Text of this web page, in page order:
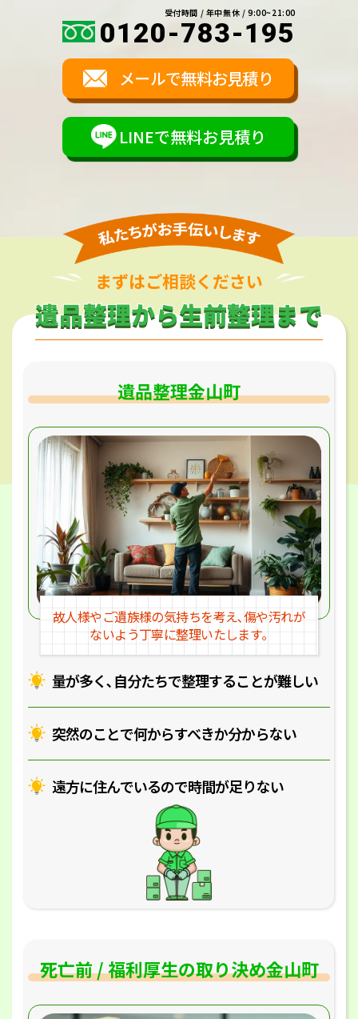
受付時間 / 年中無休 / 9:00~21:00
0120-783-195
メールで無料お見積り
LINEで無料お見積り
まずはご相談ください
遺品整理から生前整理まで
遺品整理から生前整理まで
遺品整理金山町
量が多く､自分たちで整理することが難しい
突然のことで何からすべきか分からない
遠方に住んでいるので時間が足りない
故人様やご遺族様の気持ちを考え､傷や汚れが
ないよう丁寧に整理いたします｡
死亡前 / 福利厚生の取り決め金山町